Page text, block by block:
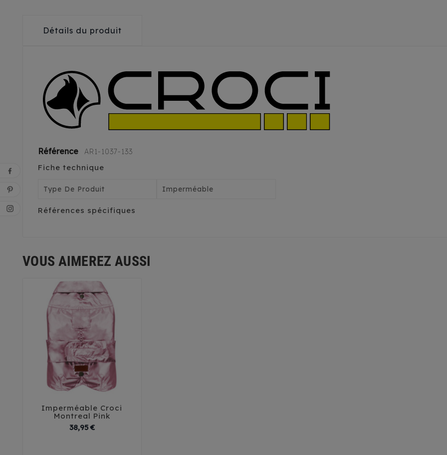
Détails du produit
Référence AR1-1037-133
Fiche technique
Type De Produit Imperméable
Références spécifiques
VOUS AIMEREZ AUSSI
  
Imperméable Croci
Montreal Pink
38,95 €Prix